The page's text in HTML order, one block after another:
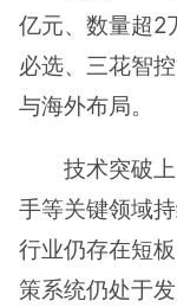
亿元、数量超2
必选、三花智
与海外布局。
技术突破
手等关键领域
行业仍存在短
策系统仍处于